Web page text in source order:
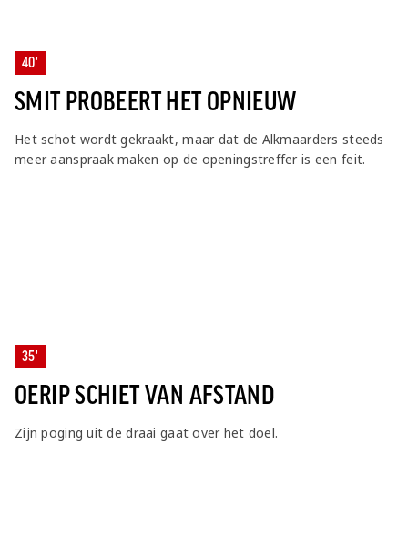
40'
SMIT PROBEERT HET OPNIEUW
Het schot wordt gekraakt, maar dat de Alkmaarders steeds
meer aanspraak maken op de openingstreffer is een feit.
35'
OERIP SCHIET VAN AFSTAND
Zijn poging uit de draai gaat over het doel.